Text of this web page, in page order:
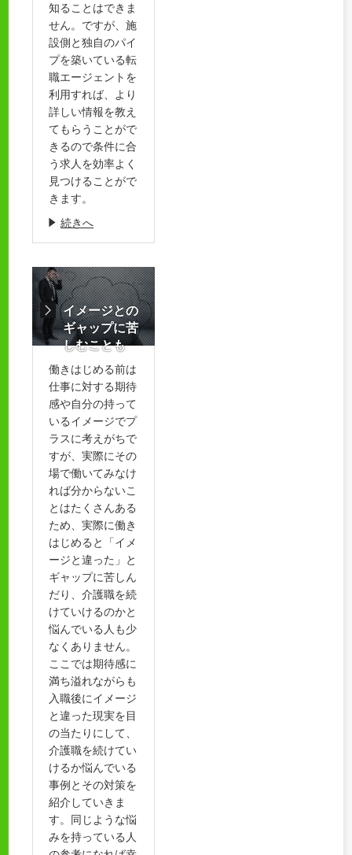
知ることはできま
せん。ですが、施
設側と独自のパイ
プを築いている転
職エージェントを
利用すれば、より
詳しい情報を教え
てもらうことがで
きるので条件に合
う求人を効率よく
見つけることがで
きます。
続きへ
イメージとの
ギャップに苦
しむことも
働きはじめる前は
仕事に対する期待
感や自分の持って
いるイメージでプ
ラスに考えがちで
すが、実際にその
場で働いてみなけ
れば分からないこ
とはたくさんある
ため、実際に働き
はじめると「イメ
ージと違った」と
ギャップに苦しん
だり、介護職を続
けていけるのかと
悩んでいる人も少
なくありません。
ここでは期待感に
満ち溢れながらも
入職後にイメージ
と違った現実を目
の当たりにして、
介護職を続けてい
けるか悩んでいる
事例とその対策を
紹介していきま
す。同じような悩
みを持っている人